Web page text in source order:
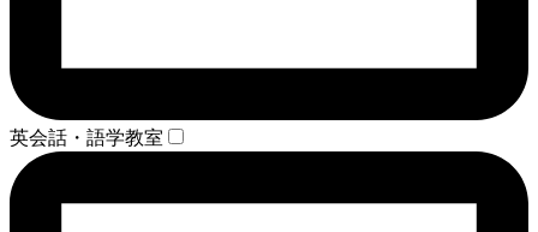
英会話・語学教室